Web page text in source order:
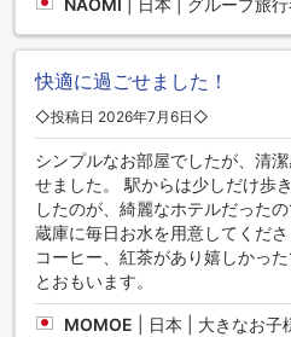
快適に過ごせました！
◇投稿日 2026年7月6日◇
シンプルなお部屋でしたが、清
せました。 駅からは少しだけ歩
したのが、綺麗なホテルだった
蔵庫に毎日お水を用意してくだ
コーヒー、紅茶があり嬉しかっ
とおもいます。
MOMOE 日本 | 大きなお子